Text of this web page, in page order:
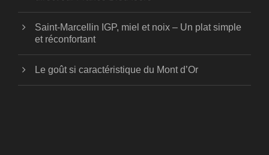
Saint-Marcellin IGP, miel et noix – Un plat simple
et réconfortant
Le goût si caractéristique du Mont d’Or